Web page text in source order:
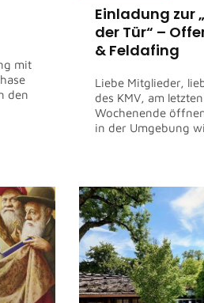
mit
den
Einladung zur
der Tür“ –
& Feldafing
Liebe Mitglieder,
des KMV, am
Wochenende
in der Umgebung